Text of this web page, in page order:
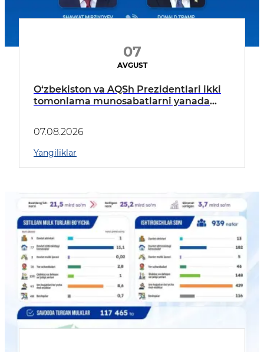
07
AVGUST
O‘zbekiston va AQSh Prezidentlari ikki
tomonlama munosabatlarni yanada
07.08.2026
Yangiliklar